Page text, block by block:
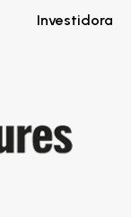
Investidora